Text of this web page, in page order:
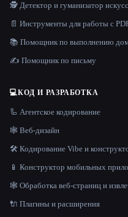
🕵️ Детектор и гуманизатор
📄 Инструменты для работы с
📚 Помощник по выполнению
✍️ Помощник по письму
💻КОД И РАЗРАБОТКА
🦾 Агентское кодирование
🕸 Веб-дизайн
🛠️ Кодирование Vibe и
📱 Конструктор мобильных
🕸️ Обработка веб-страниц и
🔌 Плагины и расширения